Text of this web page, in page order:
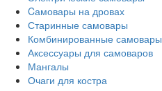
Cамовары на дровах
Старинные самовары
Комбинированные самовары
Аксессуары для самоваров
Мангалы
Очаги для костра